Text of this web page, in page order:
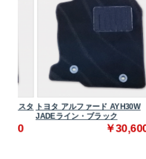
トヨタ アルファード AYH30W
JADEライン・ブラック
￥30,600